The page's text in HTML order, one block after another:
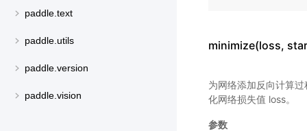
paddle.text
paddle.utils
paddle.version
paddle.vision
minimize(loss,
为网络添加反向计算
化网络损失值 loss。
参数